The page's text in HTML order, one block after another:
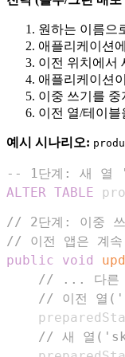
원하는 이름으
애플리케이션에
이전 위치에서
애플리케이션
이중 쓰기를 중
이전 열/테이블
예시 시나리오:
-- 1단계: 새 열
ALTER TABLE
// 2단계: 이중 쓰
// 이전 앱은 계
public
void
// ... 다른
// 이전 열
// 새 열